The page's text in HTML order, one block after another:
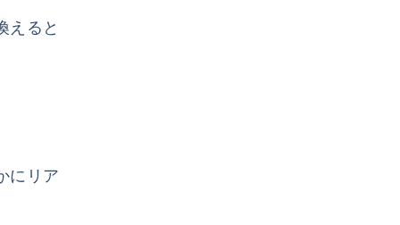
えると
にリア